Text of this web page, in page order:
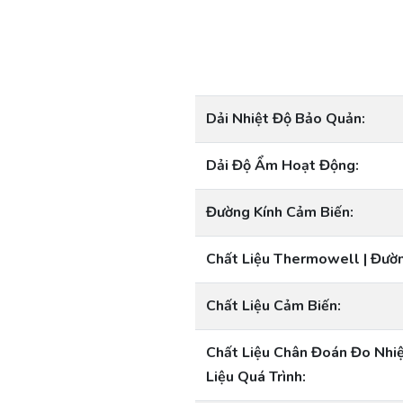
Dải Nhiệt Độ Bảo Quản:
Dải Độ Ẩm Hoạt Động:
Đường Kính Cảm Biến:
Chất Liệu Thermowell |
Chất Liệu Cảm Biến:
Chất Liệu Chân Đoán Đo
Liệu Quá Trình: